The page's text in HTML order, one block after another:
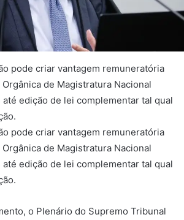
pode criar vantagem remuneratória
de Magistratura Nacional
até edição de lei complementar tal qual
pode criar vantagem remuneratória
de Magistratura Nacional
até edição de lei complementar tal qual
o Plenário do Supremo Tribunal